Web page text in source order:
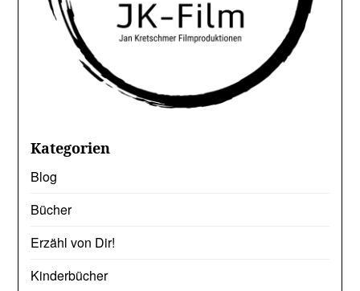
Kategorien
Blog
Bücher
Erzähl von Dir!
Kinderbücher